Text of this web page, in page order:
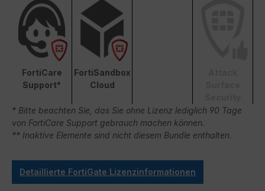
FortiCare
Support*
FortiSandbox
Cloud
* Bitte beachten Sie, das Sie ohne Lizenz lediglich 90 Tage
von FortiCare Support gebrauch machen können.
** Inaktive Elemente sind nicht diesem Bundle enthalten.
Detaillierte FortiGate Lizenzinformationen